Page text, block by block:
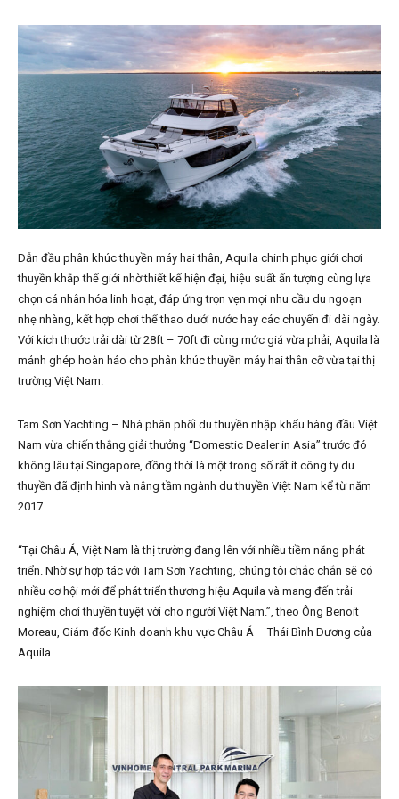
Dẫn đầu phân khúc thuyền máy hai thân, Aquila chinh phục giới chơi
thuyền khắp thế giới nhờ thiết kế hiện đại, hiệu suất ấn tượng cùng lựa
chọn cá nhân hóa linh hoạt, đáp ứng trọn vẹn mọi nhu cầu du ngoạn
nhẹ nhàng, kết hợp chơi thể thao dưới nước hay các chuyến đi dài ngày.
Với kích thước trải dài từ 28ft – 70ft đi cùng mức giá vừa phải, Aquila là
mảnh ghép hoàn hảo cho phân khúc thuyền máy hai thân cỡ vừa tại thị
trường Việt Nam.
Tam Sơn Yachting – Nhà phân phối du thuyền nhập khẩu hàng đầu Việt
Nam vừa chiến thắng giải thưởng “Domestic Dealer in Asia” trước đó
không lâu tại Singapore, đồng thời là một trong số rất ít công ty du
thuyền đã định hình và nâng tầm ngành du thuyền Việt Nam kể từ năm
2017.
“Tại Châu Á, Việt Nam là thị trường đang lên với nhiều tiềm năng phát
triển. Nhờ sự hợp tác với Tam Sơn Yachting, chúng tôi chắc chắn sẽ có
nhiều cơ hội mới để phát triển thương hiệu Aquila và mang đến trải
nghiệm chơi thuyền tuyệt vời cho người Việt Nam.”, theo Ông Benoit
Moreau, Giám đốc Kinh doanh khu vực Châu Á – Thái Bình Dương của
Aquila.